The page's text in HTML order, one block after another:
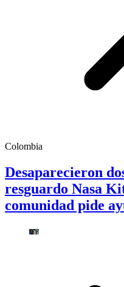
Colombia
Desaparecieron
resguardo Nasa
comunidad pide